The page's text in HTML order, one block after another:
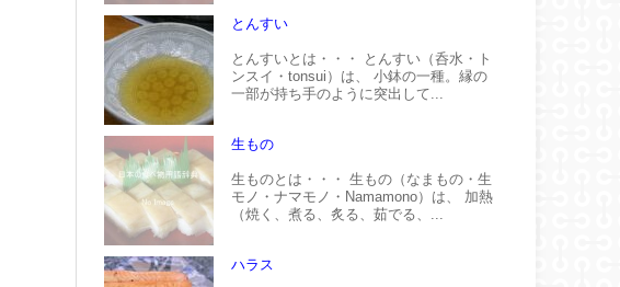
とんすい
とんすいとは・・・ とんすい（呑水・ト
ンスイ・tonsui）は、 小鉢の一種。縁の
一部が持ち手のように突出して...
生もの
生ものとは・・・ 生もの（なまもの・生
モノ・ナマモノ・Namamono）は、 加熱
（焼く、煮る、炙る、茹でる、...
ハラス